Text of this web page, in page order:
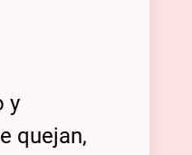
y
quejan,